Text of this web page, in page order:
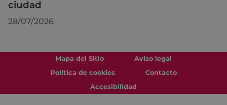
ciudad
28/07/2026
Mapa del Sitio
Aviso legal
Política de cookies
Contacto
Accesibilidad